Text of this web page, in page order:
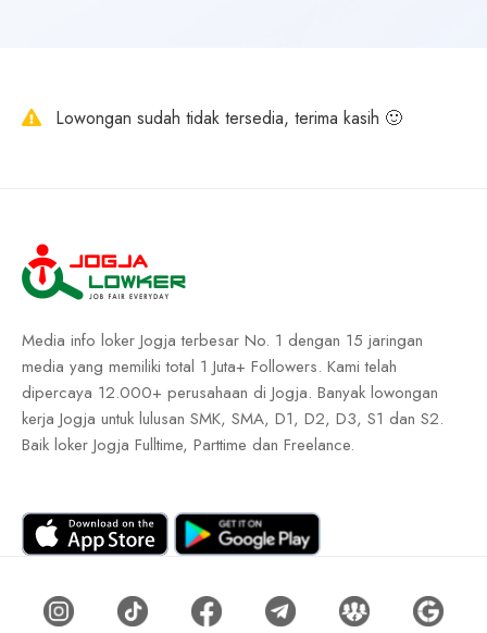
Lowongan sudah tidak tersedia, terima kasih 🙂
Media info loker Jogja terbesar No. 1 dengan 15 jaringan
media yang memiliki total 1 Juta+ Followers. Kami telah
dipercaya 12.000+ perusahaan di Jogja. Banyak lowongan
kerja Jogja untuk lulusan SMK, SMA, D1, D2, D3, S1 dan S2.
Baik loker Jogja Fulltime, Parttime dan Freelance.